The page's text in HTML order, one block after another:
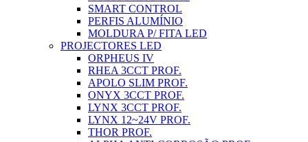
SMART CONTROL
PERFIS ALUMÍNIO
MOLDURA P/ FITA LED
PROJECTORES LED
ORPHEUS IV
RHEA 3CCT PROF.
APOLO SLIM PROF.
ONYX 3CCT PROF.
LYNX 3CCT PROF.
LYNX 12~24V PROF.
THOR PROF.